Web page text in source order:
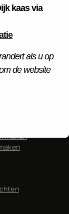
maken
kaas via
als u op
de website